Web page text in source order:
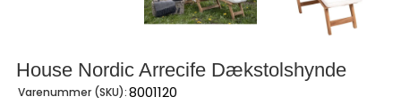
House Nordic Arrecife Dækstolshynde
Varenummer (SKU):8001120